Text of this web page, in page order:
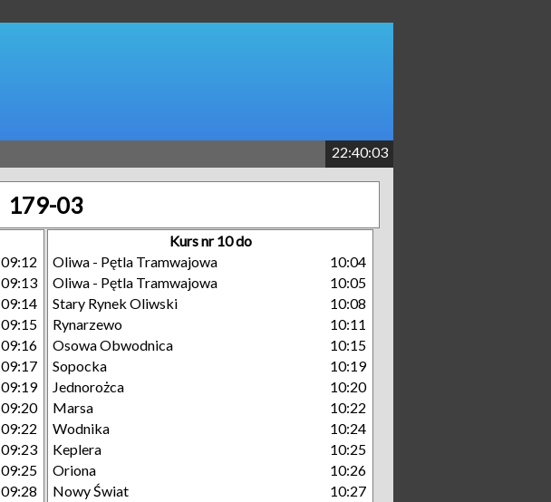
22:40:03
179-03
09:12
09:13
09:14
09:15
09:16
09:17
09:19
09:20
09:22
09:23
09:25
09:28
Kurs nr 10 do
Oliwa - Pętla Tramwajowa
10:04
Oliwa - Pętla Tramwajowa
10:05
Stary Rynek Oliwski
10:08
Rynarzewo
10:11
Osowa Obwodnica
10:15
Sopocka
10:19
Jednorożca
10:20
Marsa
10:22
Wodnika
10:24
Keplera
10:25
Oriona
10:26
Nowy Świat
10:27